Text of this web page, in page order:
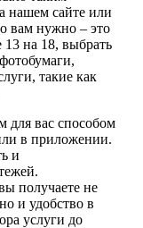
нашем сайте или
вам нужно – это
13 на 18, выбрать
такие как
для вас способом
в приложении.
и
получаете не
и удобство в
услуги до